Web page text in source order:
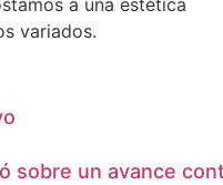
a una estética
variados.
sobre un avance